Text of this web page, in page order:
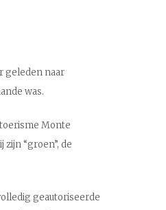
geleden naar
was.
Monte
“groen”, de
geautoriseerde